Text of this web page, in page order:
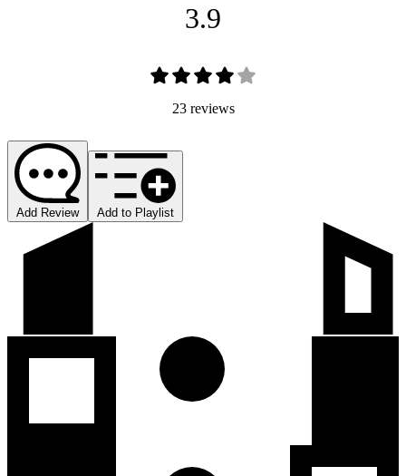
3.9
23 reviews
Add Review Add to Playlist